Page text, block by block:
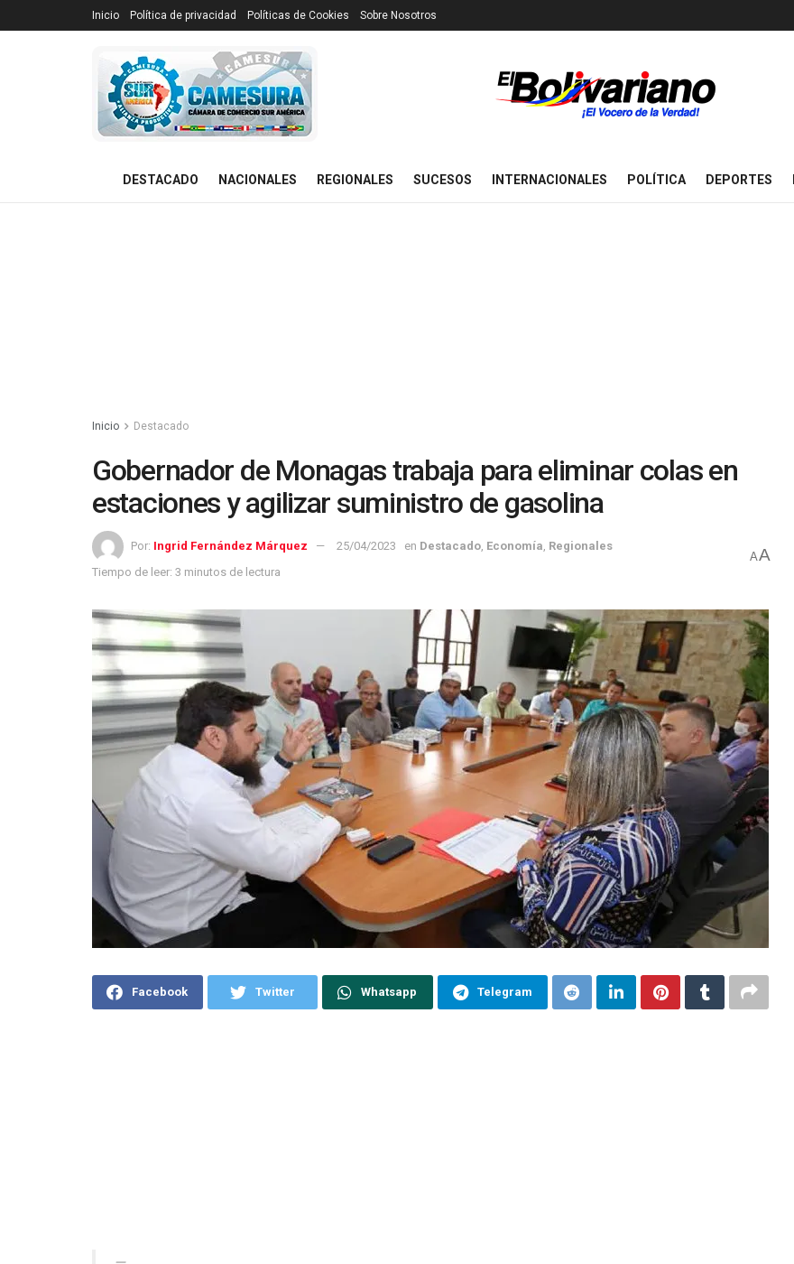
Inicio Política de privacidad Políticas de Cookies Sobre Nosotros
DESTACADO NACIONALES REGIONALES SUCESOS INTERNACIONALES POLÍTICA DEPORTES
Inicio Destacado
Gobernador de Monagas trabaja para eliminar colas en
estaciones y agilizar suministro de gasolina
Por: Ingrid Fernández Márquez 25/04/2023 en Destacado Economía Regionales
Tiempo de leer: 3 minutos de lectura
AA
Facebook Twitter Whatsapp Telegram